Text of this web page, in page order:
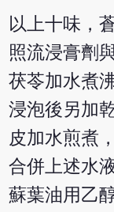
以上十味，
照流浸膏劑
茯苓加水煮
浸泡後另加
皮加水煎煮
合併上述水
蘇葉油用乙